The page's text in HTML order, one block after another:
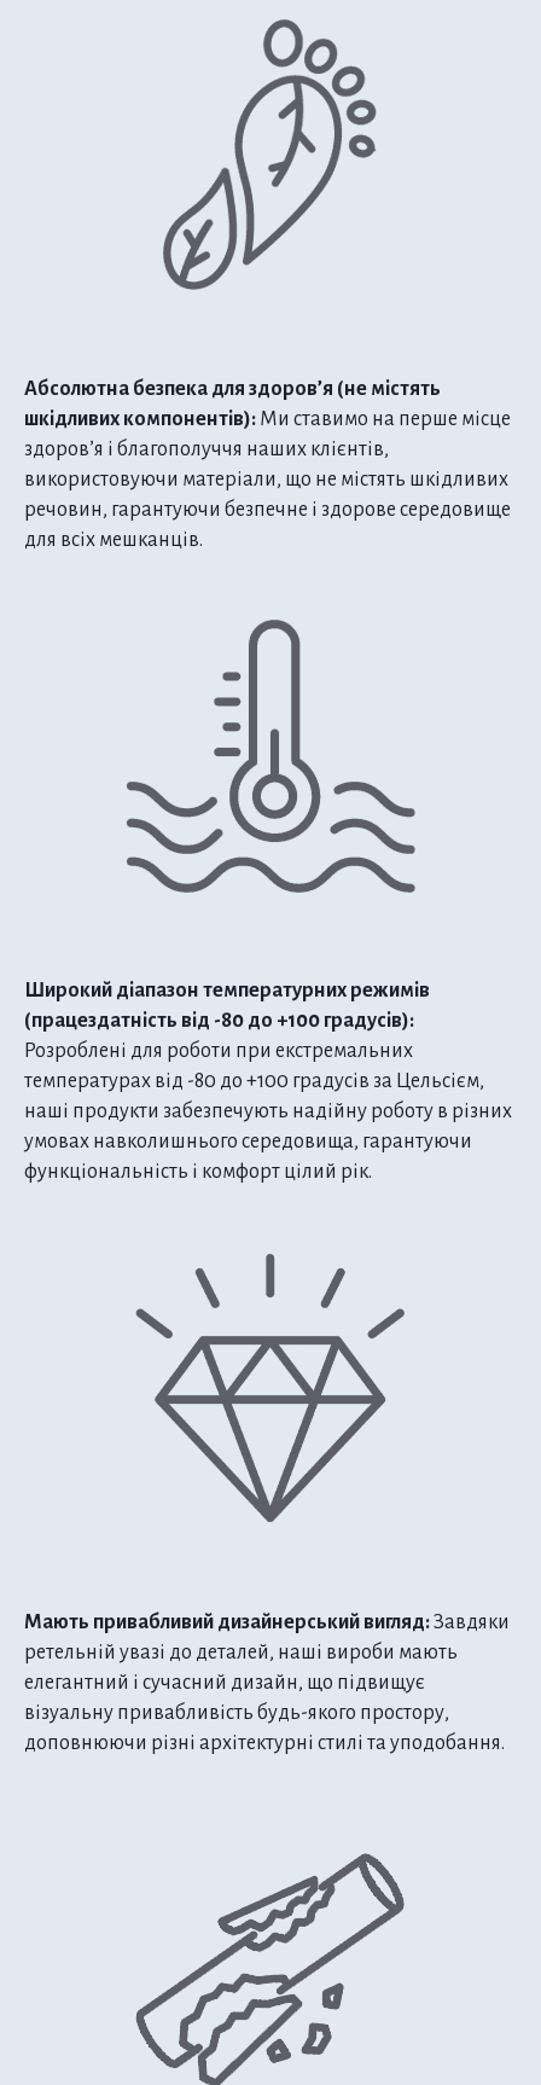
Абсолютна безпека для здоров’я (не містять
шкідливих компонентів): Ми ставимо на перше місце
здоров’я і благополуччя наших клієнтів,
використовуючи матеріали, що не містять шкідливих
речовин, гарантуючи безпечне і здорове середовище
для всіх мешканців.
Широкий діапазон температурних режимів
(працездатність від -80 до +100 градусів):
Розроблені для роботи при екстремальних
температурах від -80 до +100 градусів за Цельсієм,
наші продукти забезпечують надійну роботу в різних
умовах навколишнього середовища, гарантуючи
функціональність і комфорт цілий рік.
Мають привабливий дизайнерський вигляд:Завдяки
ретельній увазі до деталей, наші вироби мають
елегантний і сучасний дизайн, що підвищує
візуальну привабливість будь-якого простору,
доповнюючи різні архітектурні стилі та уподобання.